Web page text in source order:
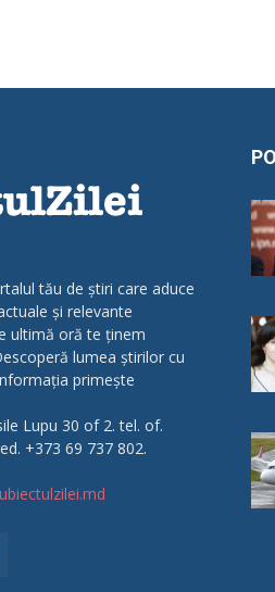
tău de știri care aduce
și relevante
ultimă oră te ținem
lumea știrilor cu
primește
Lupu 30 of 2. tel. of.
+373 69 737 802.